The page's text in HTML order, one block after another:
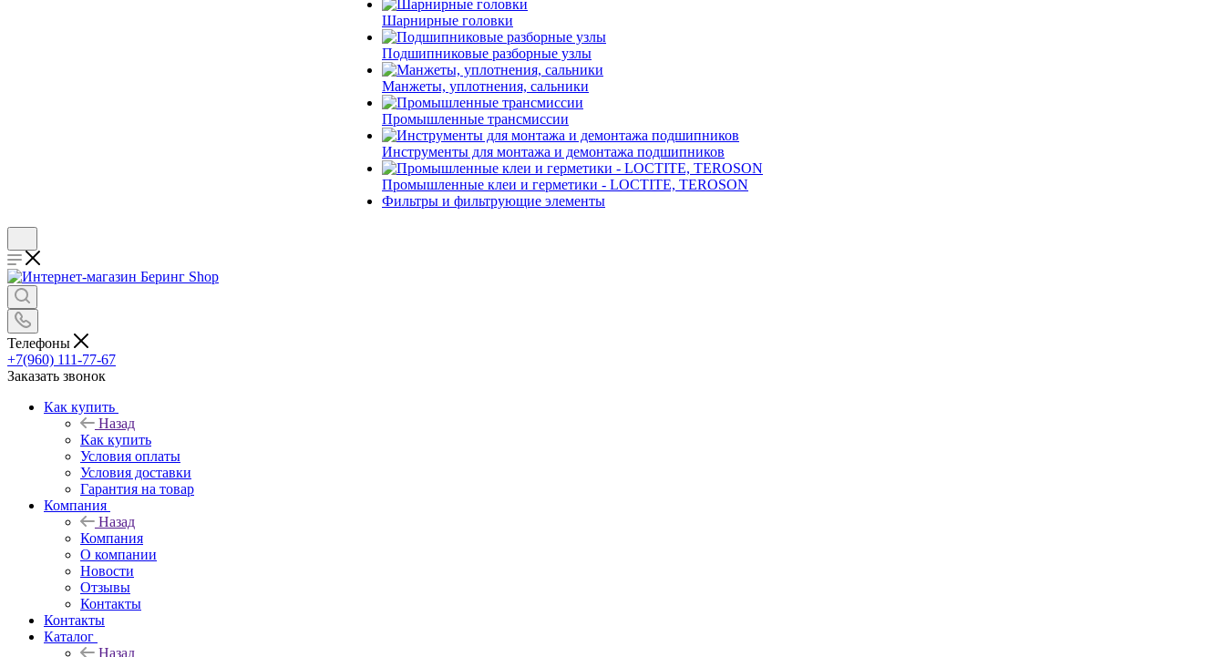
Шарнирные головки
Подшипниковые разборные узлы
Манжеты, уплотнения, сальники
Промышленные трансмиссии
Инструменты для монтажа и демонтажа подшипников
Промышленные клеи и герметики - LOCTITE, TEROSON
Фильтры и фильтрующие элементы
Телефоны
+7(960) 111-77-67
Заказать звонок
Как купить
Назад
Как купить
Условия оплаты
Условия доставки
Гарантия на товар
Компания
Назад
Компания
О компании
Новости
Отзывы
Контакты
Контакты
Каталог
Назад